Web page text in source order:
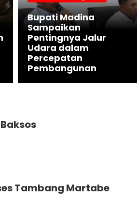
Bupati Madina
Sampaikan
Pentingnya Jalur
Udara dalam
Percepatan
Pembangunan
Tambang Martabe